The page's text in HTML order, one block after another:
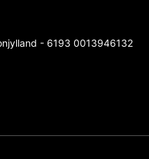
- 6193 0013946132